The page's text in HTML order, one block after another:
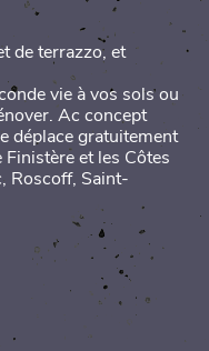
de terrazzo, et
vie à vos sols ou
Ac concept
déplace gratuitement
et les Côtes
Roscoff, Saint-